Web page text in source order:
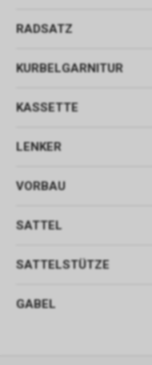
RADSATZ
KURBELGARNITUR
KASSETTE
LENKER
VORBAU
SATTEL
SATTELSTÜTZE
GABEL